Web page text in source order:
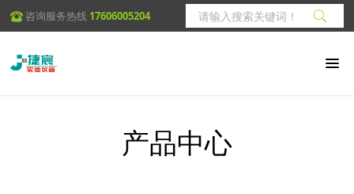
咨询服务热线 17606005204
产品中心